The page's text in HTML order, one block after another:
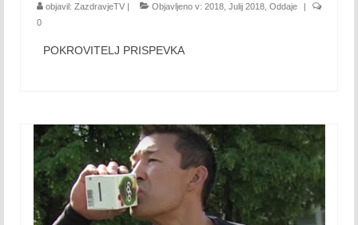
Januar 2017
April 2017
Maj 2017
Junij 2017
objavil: ZazdravjeTV | Objavljeno v: 2018 Julij 2018 Oddaje
|
0
POKROVITELJ PRISPEVKA